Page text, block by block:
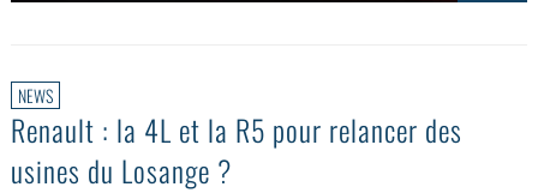
NEWS
Renault : la 4L et la R5 pour relancer des
usines du Losange ?